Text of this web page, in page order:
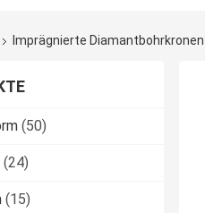
Imprägnierte Diamantbohrkronen
(50)
(24)
(15)